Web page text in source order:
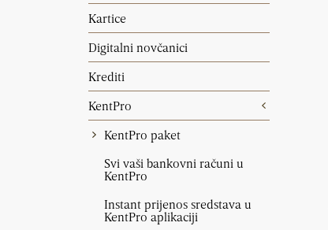
Kartice
Digitalni novčanici
Krediti
KentPro
KentPro paket
Svi vaši bankovni računi u
KentPro
Instant prijenos sredstava u
KentPro aplikaciji